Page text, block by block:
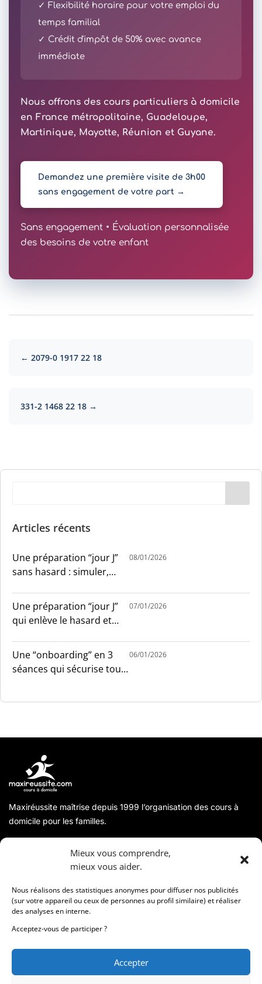
Mieux vous comprendre,
mieux vous aider.
Nous réalisons des statistiques anonymes pour diffuser nos publicités
(sur votre appareil ou ceux de personnes au profil similaire) et réaliser
des analyses en interne.
Acceptez-vous de participer ?
Accepter
✓ Flexibilité horaire pour votre emploi du
temps familial
✓ Crédit d'impôt de 50% avec avance
immédiate
Nous offrons des cours particuliers à domicile
en France métropolitaine, Guadeloupe,
Martinique, Mayotte, Réunion et Guyane.
Demandez une première visite de 3h00
sans engagement de votre part →
Sans engagement • Évaluation personnalisée
des besoins de votre enfant
← 2079-0 1917 22 18
331-2 1468 22 18 →
Articles récents
Une préparation “jour J”
sans hasard : simuler,
08/01/2026
Une préparation “jour J”
qui enlève le hasard et
07/01/2026
Une “onboarding” en 3
séances qui sécurise tout
06/01/2026
Maxiréussite maîtrise depuis 1999 l’organisation des cours à
domicile pour les familles.
Coordonnées